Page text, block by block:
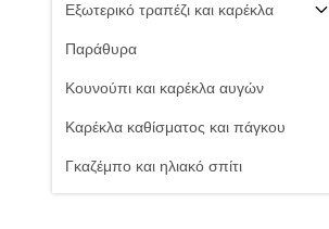
Εξωτερικό τραπέζι και καρέκλα
Παράθυρα
Κουνούπι και καρέκλα αυγών
Καρέκλα καθίσματος και πάγκου
Γκαζέμπο και ηλιακό σπίτι